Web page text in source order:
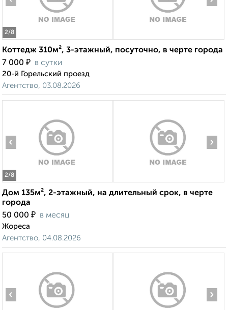
2/8
Коттедж 310м², 3-этажный, посуточно, в черте города
7 000 ₽ в сутки
20-й Горельский проезд
Агентство, 03.08.2026
2/8
‹ ›
Дом 135м², 2-этажный, на длительный срок, в черте
города
50 000 ₽ в месяц
Жореса
Агентство, 04.08.2026
‹ ›